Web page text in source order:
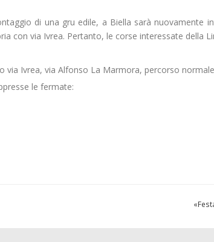
di una gru edile, a Biella sarà nuovamente
con via Ivrea. Pertanto, le corse interessate della
via Ivrea, via Alfonso La Marmora, percorso
le fermate: